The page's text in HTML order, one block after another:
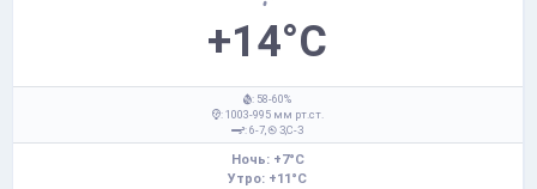
+14°C
: 58-60%
: 1003-995 мм рт.ст.
: 6-7,
З,С-З
Ночь: +7°C
Утро: +11°C